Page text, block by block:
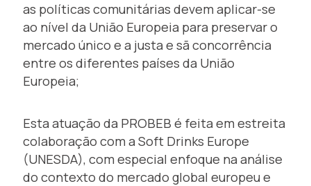
as políticas comunitárias devem aplicar-se
ao nível da União Europeia para preservar o
mercado único e a justa e sã concorrência
entre os diferentes países da União
Europeia;
Esta atuação da PROBEB é feita em estreita
colaboração com a Soft Drinks Europe
(UNESDA), com especial enfoque na análise
do contexto do mercado global europeu e